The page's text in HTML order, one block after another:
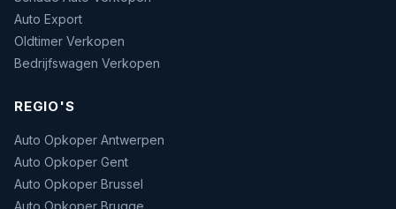
Auto Export
Oldtimer Verkopen
Bedrijfswagen Verkopen
REGIO'S
Auto Opkoper Antwerpen
Auto Opkoper Gent
Auto Opkoper Brussel
Auto Opkoper Brugge